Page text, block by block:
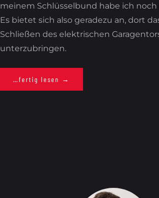
meinem Schlüsselbund habe ich noch
Es bietet sich also geradezu an, dort
Schließen des elektrischen
unterzubringen.
…fertig lesen →